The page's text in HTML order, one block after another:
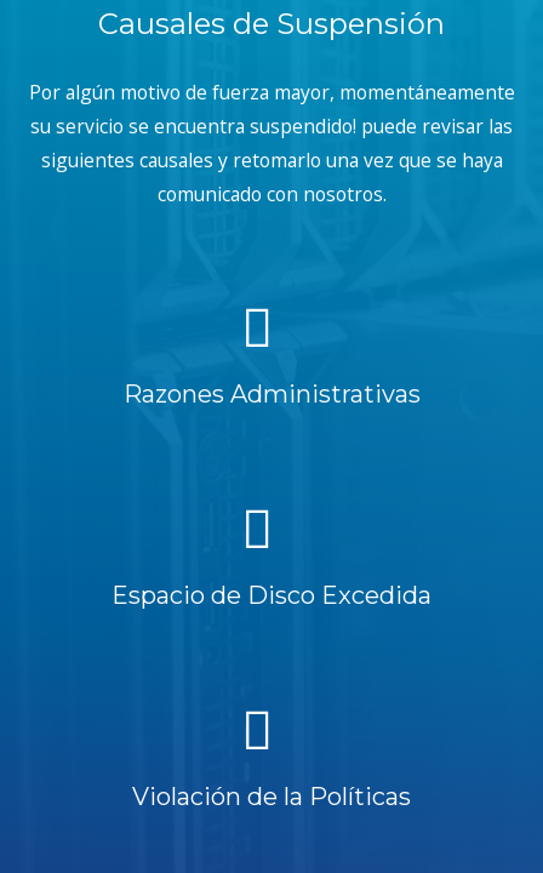
Causales de Suspensión
Por algún motivo de fuerza mayor, momentáneamente
su servicio se encuentra suspendido! puede revisar las
siguientes causales y retomarlo una vez que se haya
comunicado con nosotros.
Razones Administrativas
Espacio de Disco Excedida
Violación de la Políticas